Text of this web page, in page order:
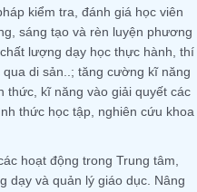
kiểm tra, đánh giá học viên
sáng tạo và rèn luyện phương
lượng dạy học thực hành, thí
di sản..; tăng cường kĩ năng
thức, kĩ năng vào giải quyết các
thức học tập, nghiên cứu khoa
hoạt động trong Trung tâm,
dạy và quản lý giáo dục. Nâng